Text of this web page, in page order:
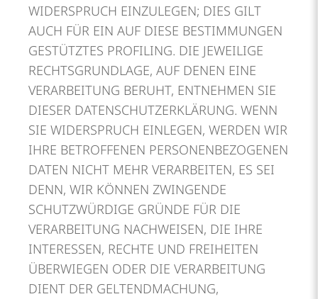
WIDERSPRUCH EINZULEGEN; DIES GILT
AUCH FÜR EIN AUF DIESE BESTIMMUNGEN
GESTÜTZTES PROFILING. DIE JEWEILIGE
RECHTSGRUNDLAGE, AUF DENEN EINE
VERARBEITUNG BERUHT, ENTNEHMEN SIE
DIESER DATENSCHUTZERKLÄRUNG. WENN
SIE WIDERSPRUCH EINLEGEN, WERDEN WIR
IHRE BETROFFENEN PERSONENBEZOGENEN
DATEN NICHT MEHR VERARBEITEN, ES SEI
DENN, WIR KÖNNEN ZWINGENDE
SCHUTZWÜRDIGE GRÜNDE FÜR DIE
VERARBEITUNG NACHWEISEN, DIE IHRE
INTERESSEN, RECHTE UND FREIHEITEN
ÜBERWIEGEN ODER DIE VERARBEITUNG
DIENT DER GELTENDMACHUNG,